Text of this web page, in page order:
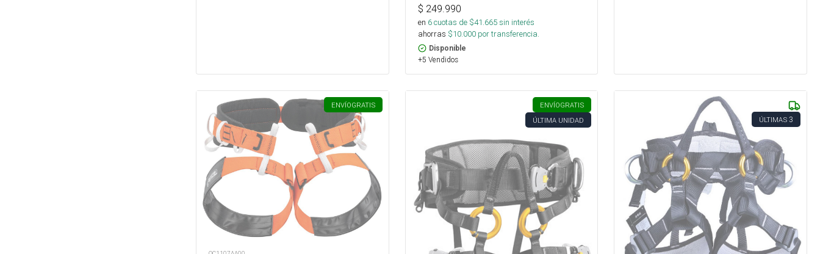
$ 249.990
en 6cuotas de $41.665sin interés
ahorras $10.000por transferencia.
Disponible
+5 Vendidos
ENVÍOGRATIS ENVÍOGRATIS
ÚLTIMA UNIDAD
ÚLTIMAS 3